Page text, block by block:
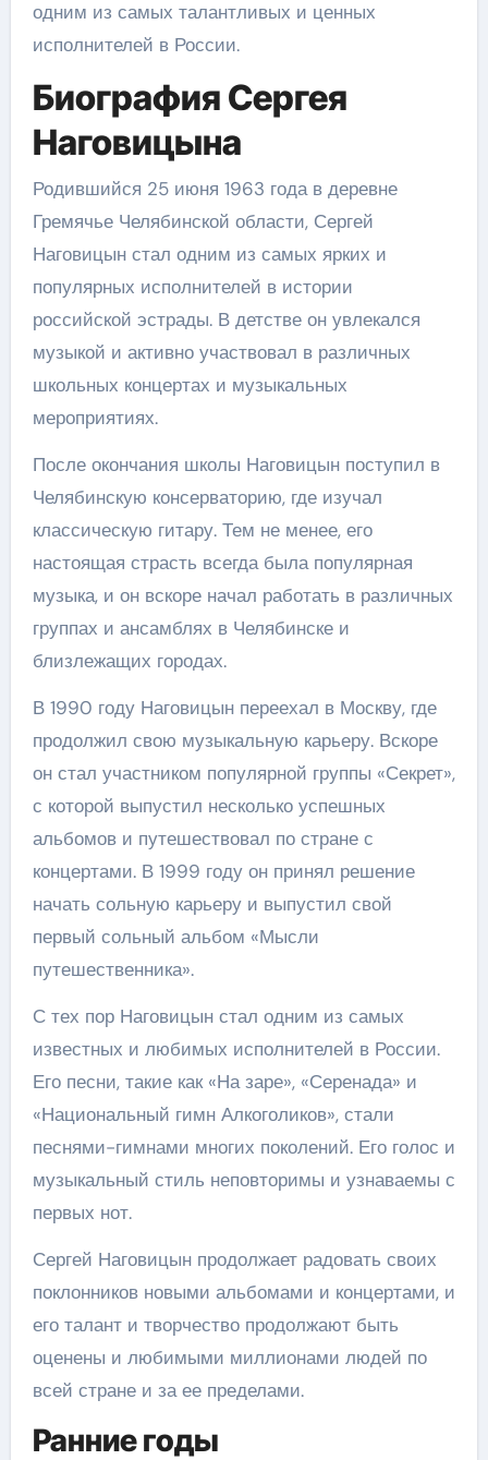
одним из самых талантливых и ценных
исполнителей в России.
Биография Сергея
Наговицына
Родившийся 25 июня 1963 года в деревне
Гремячье Челябинской области, Сергей
Наговицын стал одним из самых ярких и
популярных исполнителей в истории
российской эстрады. В детстве он увлекался
музыкой и активно участвовал в различных
школьных концертах и музыкальных
мероприятиях.
После окончания школы Наговицын поступил в
Челябинскую консерваторию, где изучал
классическую гитару. Тем не менее, его
настоящая страсть всегда была популярная
музыка, и он вскоре начал работать в различных
группах и ансамблях в Челябинске и
близлежащих городах.
В 1990 году Наговицын переехал в Москву, где
продолжил свою музыкальную карьеру. Вскоре
он стал участником популярной группы «Секрет»,
с которой выпустил несколько успешных
альбомов и путешествовал по стране с
концертами. В 1999 году он принял решение
начать сольную карьеру и выпустил свой
первый сольный альбом «Мысли
путешественника».
С тех пор Наговицын стал одним из самых
известных и любимых исполнителей в России.
Его песни, такие как «На заре», «Серенада» и
«Национальный гимн Алкоголиков», стали
песнями-гимнами многих поколений. Его голос и
музыкальный стиль неповторимы и узнаваемы с
первых нот.
Сергей Наговицын продолжает радовать своих
поклонников новыми альбомами и концертами, и
его талант и творчество продолжают быть
оценены и любимыми миллионами людей по
всей стране и за ее пределами.
Ранние годы